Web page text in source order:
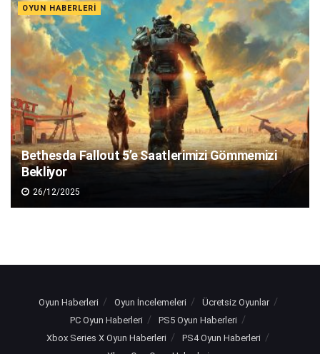
OYUN HABERLERI
Bethesda Fallout 5’e Saatlerimizi Gömmemizi
Bekliyor
26/12/2025
Oyun Haberleri Oyun İncelemeleri
Ücretsiz Oyunlar
PC Oyun Haberleri
PS5 Oyun Haberleri
Xbox Series X Oyun Haberleri
PS4 Oyun Haberleri